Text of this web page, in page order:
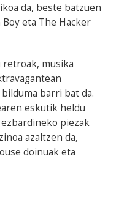
da, beste batzuen
eta The Hacker
retroak, musika
barri bat da.
eskutik heldu
piezak
azaltzen da,
doinuak eta